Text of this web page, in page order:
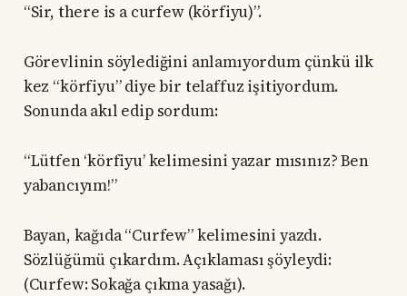
“Sir, there is a curfew (körfiyu)”.
Görevlinin söylediğini anlamıyordum çünkü ilk
kez “körfiyu” diye bir telaffuz işitiyordum.
Sonunda akıl edip sordum:
“Lütfen ‘körfiyu’ kelimesini yazar mısınız? Ben
yabancıyım!”
Bayan, kağıda “Curfew” kelimesini yazdı.
Sözlüğümü çıkardım. Açıklaması şöyleydi:
(Curfew: Sokağa çıkma yasağı).